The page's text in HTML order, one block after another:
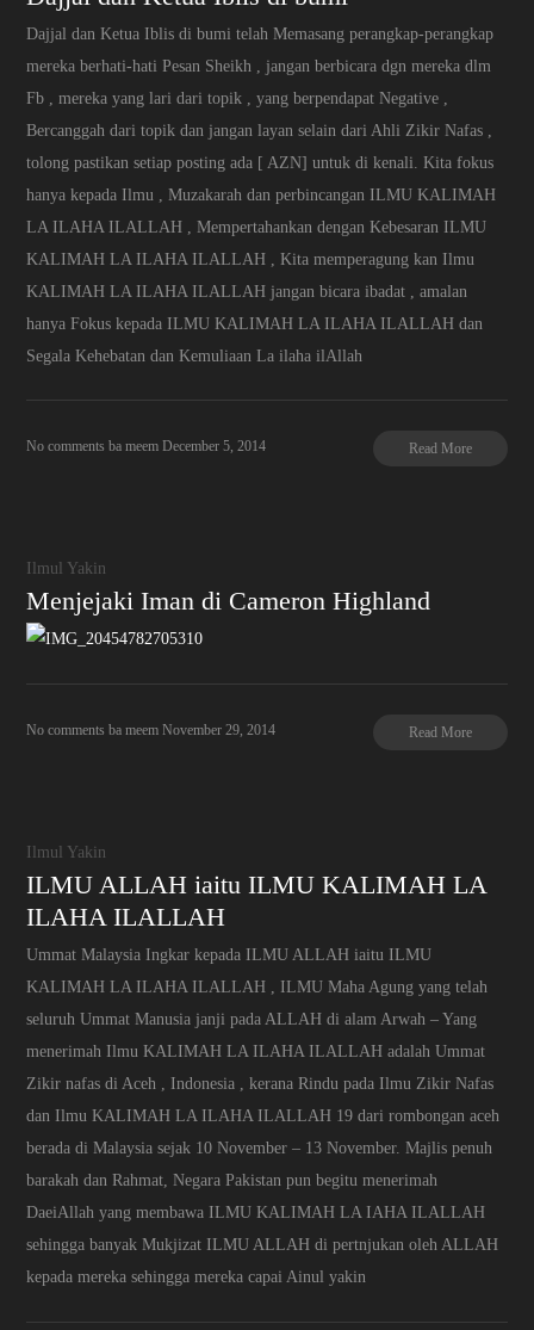
Dajjal dan Ketua Iblis di bumi telah Memasang perangkap-perangkap
mereka berhati-hati Pesan Sheikh , jangan berbicara dgn mereka dlm
Fb , mereka yang lari dari topik , yang berpendapat Negative ,
Bercanggah dari topik dan jangan layan selain dari Ahli Zikir Nafas ,
tolong pastikan setiap posting ada [ AZN] untuk di kenali. Kita fokus
hanya kepada Ilmu , Muzakarah dan perbincangan ILMU KALIMAH
LA ILAHA ILALLAH , Mempertahankan dengan Kebesaran ILMU
KALIMAH LA ILAHA ILALLAH , Kita memperagung kan Ilmu
KALIMAH LA ILAHA ILALLAH jangan bicara ibadat , amalan
hanya Fokus kepada ILMU KALIMAH LA ILAHA ILALLAH dan
Segala Kehebatan dan Kemuliaan La ilaha ilAllah
No comments ba meem December 5, 2014 Read More
Ilmul Yakin
Menjejaki Iman di Cameron Highland
No comments ba meem November 29, 2014 Read More
Ilmul Yakin
ILMU ALLAH iaitu ILMU KALIMAH LA
ILAHA ILALLAH
Ummat Malaysia Ingkar kepada ILMU ALLAH iaitu ILMU
KALIMAH LA ILAHA ILALLAH , ILMU Maha Agung yang telah
seluruh Ummat Manusia janji pada ALLAH di alam Arwah – Yang
menerimah Ilmu KALIMAH LA ILAHA ILALLAH adalah Ummat
Zikir nafas di Aceh , Indonesia , kerana Rindu pada Ilmu Zikir Nafas
dan Ilmu KALIMAH LA ILAHA ILALLAH 19 dari rombongan aceh
berada di Malaysia sejak 10 November – 13 November. Majlis penuh
barakah dan Rahmat, Negara Pakistan pun begitu menerimah
DaeiAllah yang membawa ILMU KALIMAH LA IAHA ILALLAH
sehingga banyak Mukjizat ILMU ALLAH di pertnjukan oleh ALLAH
kepada mereka sehingga mereka capai Ainul yakin